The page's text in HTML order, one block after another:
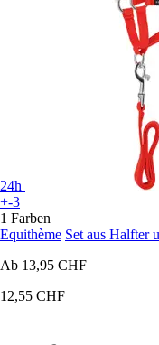
24h
+-3
1 Farben
Equithème Set aus Halfter
Ab 13,95 CHF
12,55 CHF